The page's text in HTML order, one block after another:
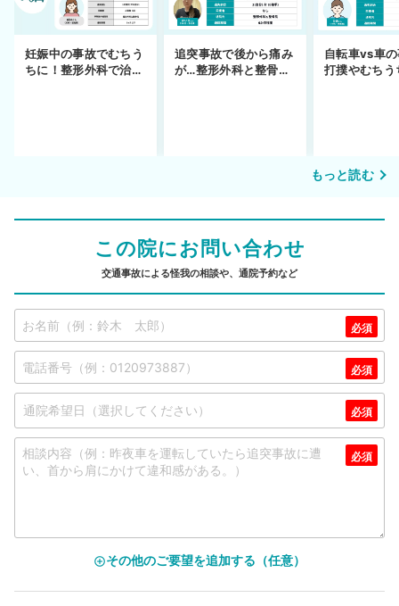
妊娠中の事故でむちう
ちに！整形外科で治療
追突事故で後から痛み
が…整形外科と整骨院
自転車vs車
打撲やむちう
もっと読む
この院にお問い合わせ
交通事故による怪我の相談や、通院予約など
add_circle_outlineその他のご要望を追加する（任意）